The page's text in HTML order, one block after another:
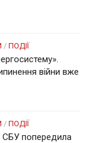
/ ПОДІЇ
війни вже
/ ПОДІЇ
СБУ попередила